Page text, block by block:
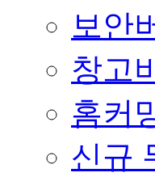
보안
창고
홈커
신규